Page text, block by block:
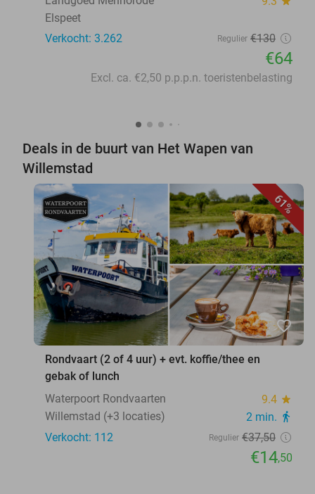
Elspeet
Verkocht: 3.262
Regulier €130
€64
Excl. ca. €2,50 p.p.p.n. toeristenbelasting
Deals in de buurt van Het Wapen van
Willemstad
61%
favorite_border
Rondvaart (2 of 4 uur) + evt. koffie/thee en
gebak of lunch
Waterpoort Rondvaarten
9.4 star
Willemstad (+3 locaties) 2 min. directions_walk
Verkocht: 112 Regulier €37,50
€14,50